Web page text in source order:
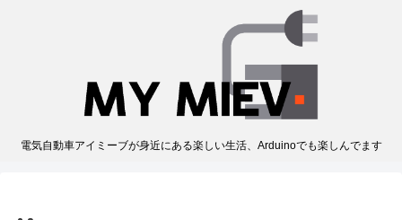
電気自動車アイミーブが身近にある楽しい生活、Arduinoでも楽しんでます